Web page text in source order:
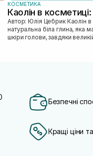
КОСМЕТИКА
Каолін в
Автор: Юлія Цебрик Каолін в косметології – це природний мінерал,
натуральна біла глина, яка
шкіри голови, завдяки
Безпечні
Кращі ціни